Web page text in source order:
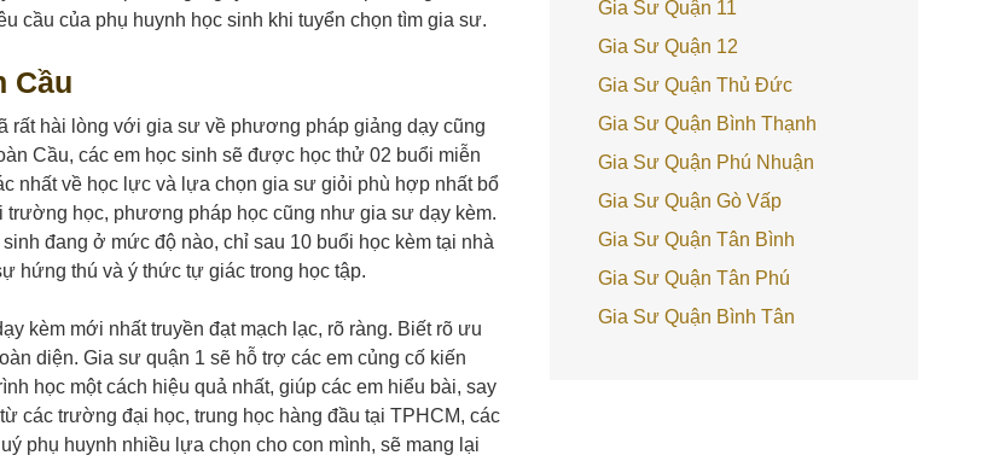
cầu của phụ huynh học sinh khi tuyển chọn tìm gia sư.
Cầu
rất hài lòng với gia sư về phương pháp giảng dạy cũng
Cầu, các em học sinh sẽ được học thử 02 buổi miễn
nhất về học lực và lựa chọn gia sư giỏi phù hợp nhất bổ
học, phương pháp học cũng như gia sư dạy kèm.
đang ở mức độ nào, chỉ sau 10 buổi học kèm tại nhà
hứng thú và ý thức tự giác trong học tập.
kèm mới nhất truyền đạt mạch lạc, rõ ràng. Biết rõ ưu
diện. Gia sư quận 1 sẽ hỗ trợ các em củng cố kiến
học một cách hiệu quả nhất, giúp các em hiểu bài, say
các trường đại học, trung học hàng đầu tại TPHCM, các
phụ huynh nhiều lựa chọn cho con mình, sẽ mang lại
Gia Sư Quận 11
Gia Sư Quận 12
Gia Sư Quận Thủ Đức
Gia Sư Quận Bình Thạnh
Gia Sư Quận Phú Nhuận
Gia Sư Quận Gò Vấp
Gia Sư Quận Tân Bình
Gia Sư Quận Tân Phú
Gia Sư Quận Bình Tân